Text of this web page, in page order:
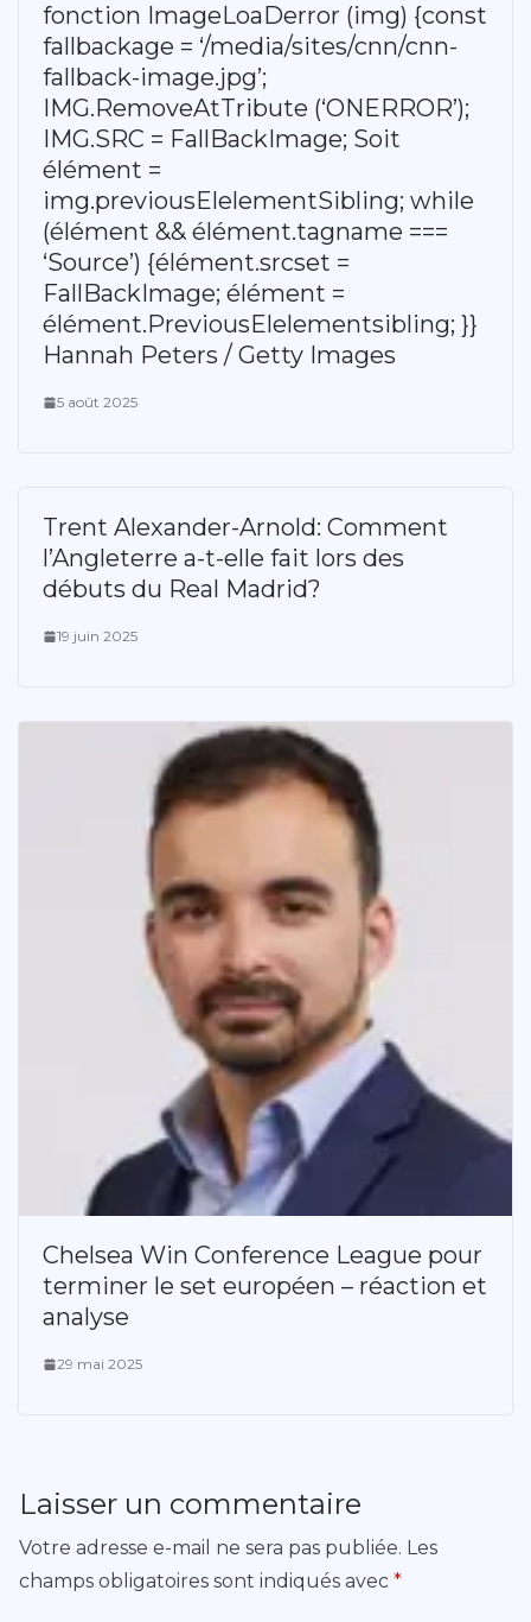
fonction ImageLoaDerror (img) {const
fallbackage = ‘/media/sites/cnn/cnn-
fallback-image.jpg’;
IMG.RemoveAtTribute (‘ONERROR’);
IMG.SRC = FallBackImage; Soit
élément =
img.previousElelementSibling; while
(élément && élément.tagname ===
‘Source’) {élément.srcset =
FallBackImage; élément =
élément.PreviousElelementsibling; }}
Hannah Peters / Getty Images
5 août 2025
Trent Alexander-Arnold: Comment
l’Angleterre a-t-elle fait lors des
débuts du Real Madrid?
19 juin 2025
Chelsea Win Conference League pour
terminer le set européen – réaction et
analyse
29 mai 2025
Laisser un commentaire
Votre adresse e-mail ne sera pas publiée. Les
champs obligatoires sont indiqués avec *